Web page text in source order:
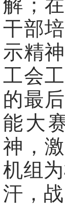
解；
干部
示精
工会
的最
能大
神，
机组
汗，